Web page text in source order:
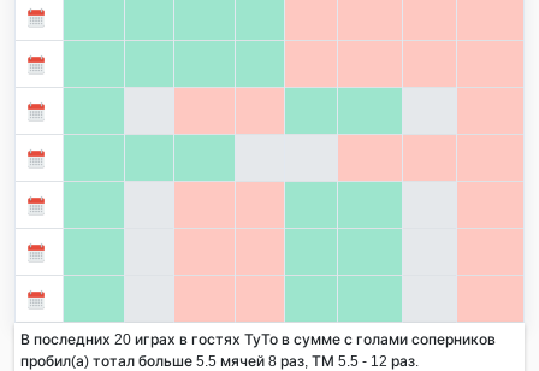
В последних 20 играх в гостях ТуТо в сумме с голами соперников
пробил(а) тотал больше 5.5 мячей 8 раз, ТМ 5.5 - 12 раз.